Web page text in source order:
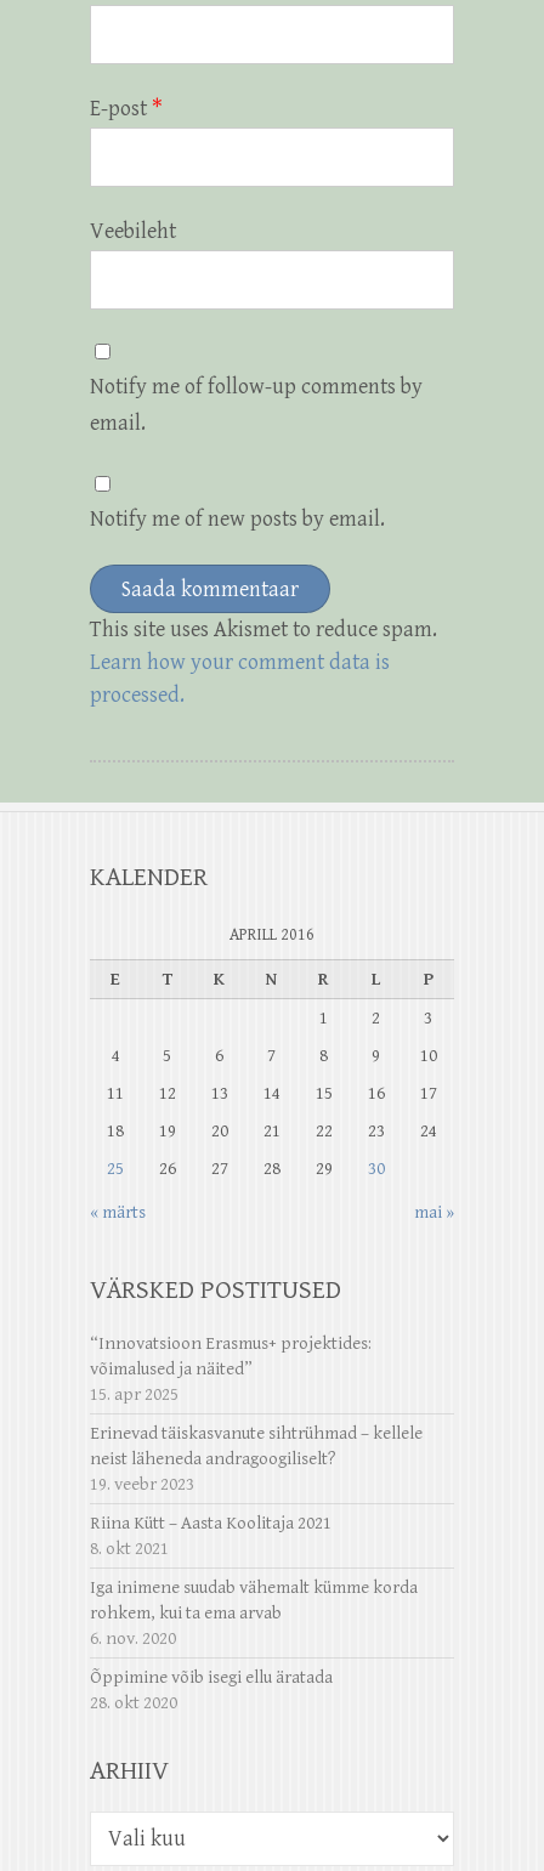
E-post *
Veebileht
Notify me of follow-up comments by
email.
Notify me of new posts by email.
This site uses Akismet to reduce spam.
Learn how your comment data is
processed.
KALENDER
APRILL 2016
E T K N R L
P
1
2
3
4
5 6 7 8 9
10
11
12 13 14 15 16
17
18
19 20 21 22 23
24
25
26 27 28 29 30
« märts mai »
VÄRSKED POSTITUSED
“Innovatsioon Erasmus+ projektides:
võimalused ja näited”
15. apr 2025
Erinevad täiskasvanute sihtrühmad – kellele
neist läheneda andragoogiliselt?
19. veebr 2023
Riina Kütt – Aasta Koolitaja 2021
8. okt 2021
Iga inimene suudab vähemalt kümme korda
rohkem, kui ta ema arvab
6. nov. 2020
Õppimine võib isegi ellu äratada
28. okt 2020
ARHIIV